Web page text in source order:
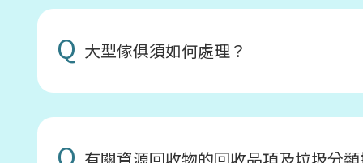
Q 大型傢俱須如何處理？
Q